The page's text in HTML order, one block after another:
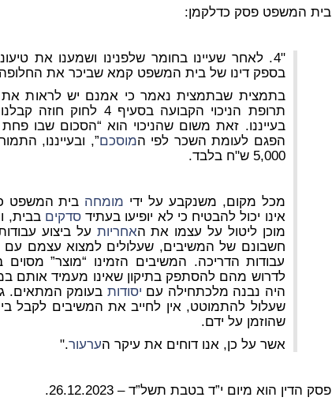
בית המשפט פסק כדלקמן:
"4. לאחר שעיינו בחומר שלפנינו ושמענו את
בספק דינו של בית המשפט קמא שביכר את החלופה
בתמצית שבתמצית נאמר כי אמנם יש לראות
בעייננו. זאת משום שהניכוי הוא “הסכום שבו
הפגם לעומת השכר לפי המוסכם”, ובעייננו,
5,000 ש"ח בלבד.
מכל מקום, משנקבע על ידי מומחה בית המשפט
אינו יכול להבטיח כי לא יופיעו בעתידסדקים בבית,
מוכן ליטול על עצמו את האחריות על ביצוע
חשבונם של המשיבים, שעלולים למצוא עצמם עם
עבודות הדריכה. המשיבים הזמינו “מוצר” מסוים
לדרוש מהם להסתפק בתיקון שאינו מעמיד אותם
היה נבנה מלכתחילה עם יסודות בעומק המתאים.
שעלול להתמוטט, אין לחייב את המשיבים לקבל
שהוזמן על ידם.
אשר על כן, אנו דוחים את עיקר הערעור."
פסק הדין הוא מיום י”ד בטבת תשל”ד – 26.12.2023.